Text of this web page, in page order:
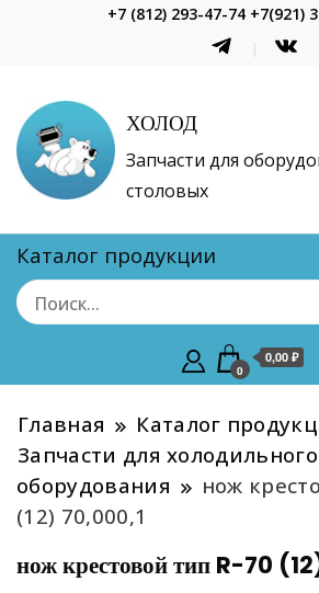
+7 (812) 293-47-74 +7(921)
ХОЛОД
Запчасти для
столовых
Каталог продукции
0
0,00 ₽
Главная
Каталог
Запчасти для холодильного
оборудования
нож
(12) 70,000,1
нож крестовой тип R-70